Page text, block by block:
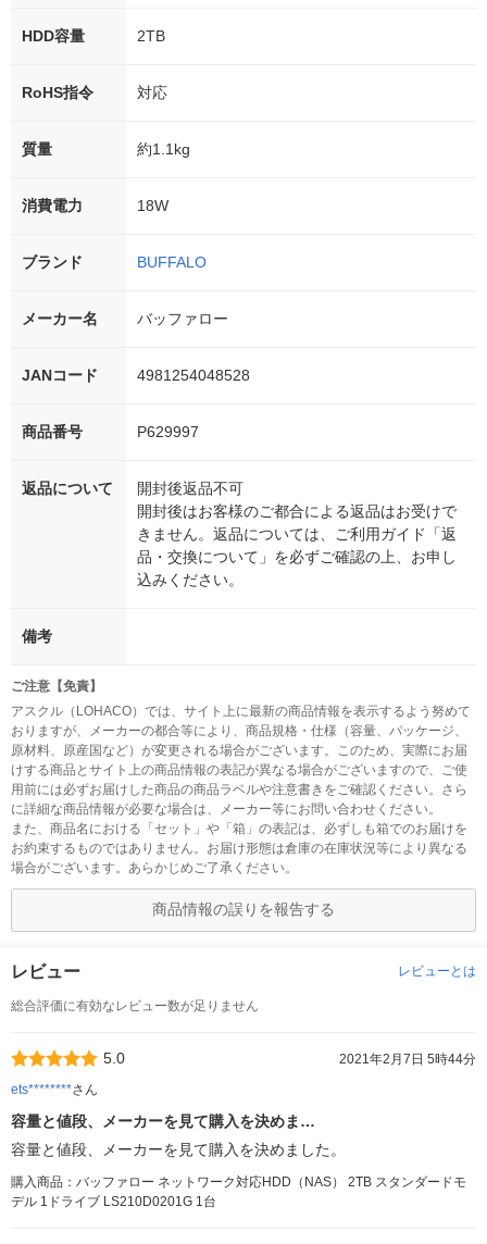
HDD容量 2TB
RoHS指令 対応
質量 約1.1kg
消費電力 18W
ブランド BUFFALO
メーカー名 バッファロー
JANコード 4981254048528
商品番号 P629997
返品について
開封後返品不可
開封後はお客様のご都合による返品はお受けで
きません。返品については、ご利用ガイド「返
品・交換について」を必ずご確認の上、お申し
込みください。
備考
ご注意【免責】
アスクル（LOHACO）では、サイト上に最新の商品情報を表示するよう努めて
おりますが、メーカーの都合等により、商品規格・仕様（容量、パッケージ、
原材料、原産国など）が変更される場合がございます。このため、実際にお届
けする商品とサイト上の商品情報の表記が異なる場合がございますので、ご使
用前には必ずお届けした商品の商品ラベルや注意書きをご確認ください。さら
に詳細な商品情報が必要な場合は、メーカー等にお問い合わせください。
また、商品名における「セット」や「箱」の表記は、必ずしも箱でのお届けを
お約束するものではありません。お届け形態は倉庫の在庫状況等により異なる
場合がございます。あらかじめご了承ください。
商品情報の誤りを報告する
レビュー レビューとは
総合評価に有効なレビュー数が足りません
5.0
2021年2月7日 5時44分
ets********さん
容量と値段、メーカーを見て購入を決めま…
容量と値段、メーカーを見て購入を決めました。
購入商品：バッファロー ネットワーク対応HDD（NAS） 2TB スタンダードモ
デル 1ドライブ LS210D0201G 1台